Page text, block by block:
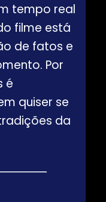
tempo real
filme está
de fatos e
Por
é
quiser se
da